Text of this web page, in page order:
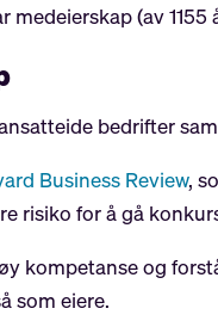
medeierskap (av 1155
bedrifter
Business Review,
risiko for å gå
kompetanse og
som eiere.